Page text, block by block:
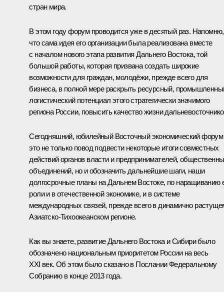
стран мира.
В этом году форум проводится уже в десятый раз. Напомню,
что сама идея его организации была реализована вместе
с началом нового этапа развития Дальнего Востока, той
большой работы, которая призвана создать широкие
возможности для граждан, молодёжи, прежде всего для
бизнеса, в полной мере раскрыть ресурсный,
логистический потенциал этого стратегически значимого
региона России, повысить качество жизни
Сегодняшний, юбилейный Восточный экономический форум
это не только повод подвести некоторые итоги совместных
действий органов власти и предпринимателей,
объединений, но и обозначить дальнейшие шаги, наши
долгосрочные планы на Дальнем Востоке, по наращиванию
роли и в отечественной экономике, и в системе
международных связей, прежде всего в динамично
Азиатско-Тихоокеанском регионе.
Как вы знаете, развитие Дальнего Востока и Сибири было
обозначено национальным приоритетом России на весь
XXI век. Об этом было сказано в Послании Федеральному
Собранию в конце 2013 года.